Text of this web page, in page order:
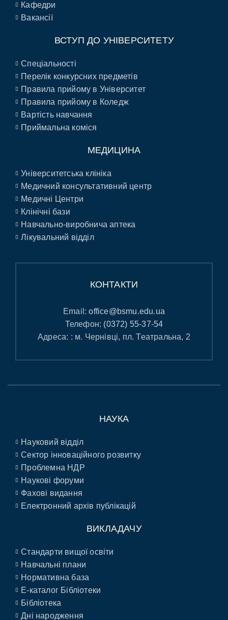
Кафедри
Вакансії
ВСТУП ДО УНІВЕРСИТЕТУ
Спеціальності
Перелік конкурсних предметів
Правила прийому в Університет
Правила прийому в Коледж
Вартість навчання
Приймальна коміся
МЕДИЦИНА
Університетська клініка
Медичний консультативний центр
Медичні Центри
Клінічні бази
Навчально-виробнича аптека
Лікувальний відділ
КОНТАКТИ
Email:office@bsmu.edu.ua
Телефон: (0372) 55-37-54
Адреса: : м. Чернівці, пл. Театральна, 2
НАУКА
Науковий відділ
Сектор інноваційного розвитку
Проблемна НДР
Наукові форуми
Фахові видання
Електронний архів публікацій
ВИКЛАДАЧУ
Стандарти вищої освіти
Навчальні плани
Нормативна база
E-каталог Бібліотеки
Бібліотека
Дні народження